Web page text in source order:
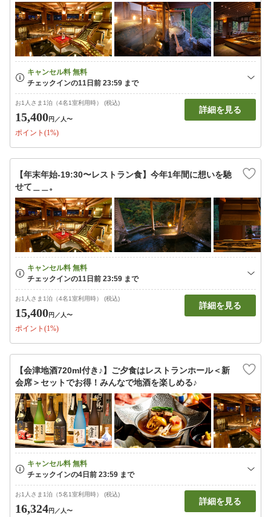
お1人さま1泊（4名1室利用時） (税込)
15,400円 ／人〜
ポイント(1%)
詳細を見る
【年末年始-19:30〜レストラン食】今年1年間に想いを馳
せて＿＿。
お1人さま1泊（4名1室利用時） (税込)
15,400円 ／人〜
ポイント(1%)
詳細を見る
【会津地酒720ml付き♪】ご夕食はレストランホール＜新
会席＞セットでお得！みんなで地酒を楽しめる♪
お1人さま1泊（5名1室利用時） (税込)
16,324円 ／人〜
詳細を見る